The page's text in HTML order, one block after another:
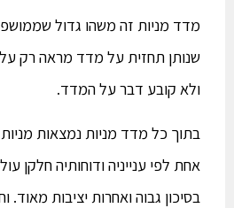
מדד מניות זה משהו גדול
שנותן תחזית על מדד מראה רק על
ולא קובע דבר על המדד.
בתוך כל מדד מניות נמצאות
אחת לפי ענייניה ודוחותיה חלקן
בסיכון גבוה ואחרות יציבות מאוד.